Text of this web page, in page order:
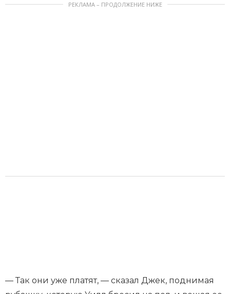
РЕКЛАМА – ПРОДОЛЖЕНИЕ НИЖЕ
— Так они уже платят, — сказал Джек, поднимая